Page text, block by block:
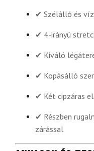
✔ Szélálló és
✔ 4-irányú
✔ Kiváló
✔ Kopásálló
✔ Két cipzáras
✔ Részben
zárással